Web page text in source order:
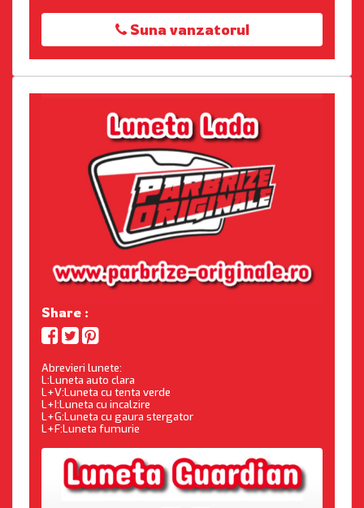
Suna vanzatorul
Share :
Abrevieri lunete:
L:Luneta auto clara
L+V:Luneta cu tenta verde
L+I:Luneta cu incalzire
L+G:Luneta cu gaura stergator
L+F:Luneta fumurie